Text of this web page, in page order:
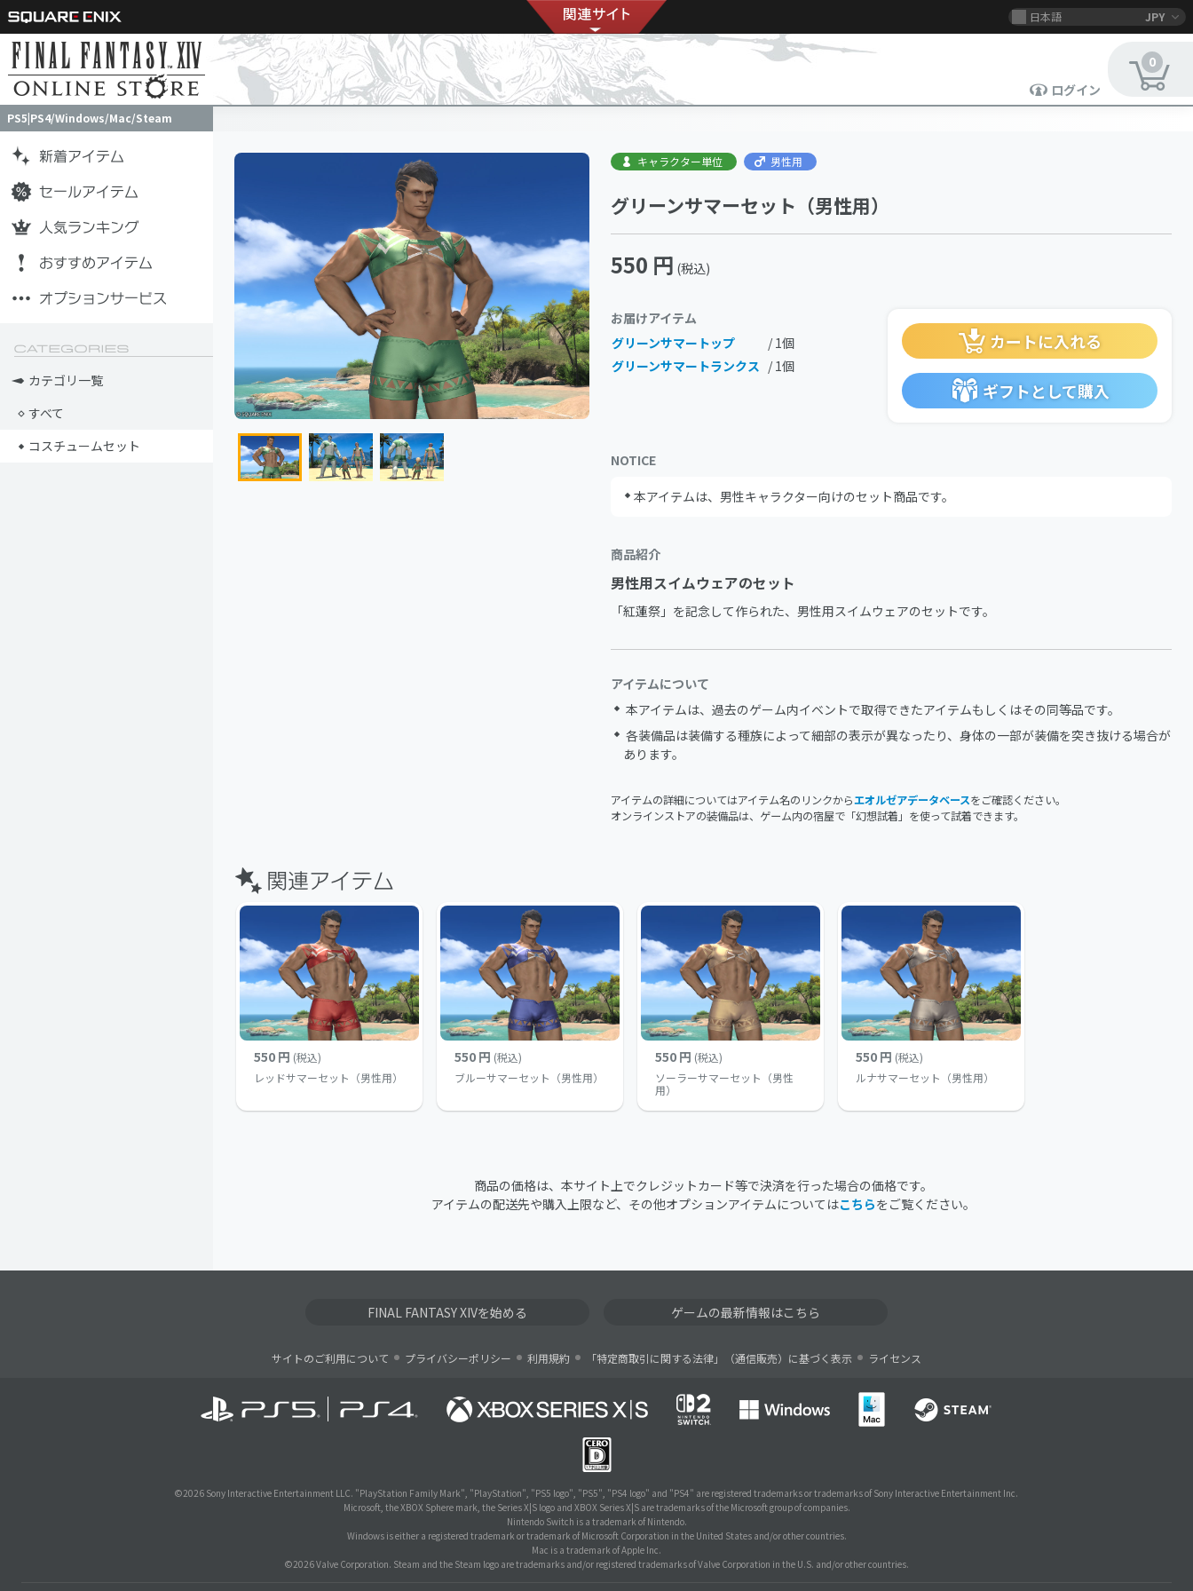
日本語 JPY
ログイン
0
PS5|PS4/Windows/Mac/Steam
PS5|PS4/Windows/Mac/Steam
カテゴリ一覧
すべて
コスチュームセット
キャラクター単位 男性用
グリーンサマーセット（男性用）
550 円 (税込)
カートに入れる
ギフトとして購入
お届けアイテム
グリーンサマートップ
/ 1個
グリーンサマートランクス / 1個
NOTICE
本アイテムは、男性キャラクター向けのセット商品です。
商品紹介
男性用スイムウェアのセット
「紅蓮祭」を記念して作られた、男性用スイムウェアのセットです。
アイテムについて
本アイテムは、過去のゲーム内イベントで取得できたアイテムもしくはその同等品です。
各装備品は装備する種族によって細部の表示が異なったり、身体の一部が装備を突き抜ける場合が
あります。
アイテムの詳細についてはアイテム名のリンクからエオルゼアデータベースをご確認ください。
オンラインストアの装備品は、ゲーム内の宿屋で「幻想試着」を使って試着できます。
550 円 (税込)
レッドサマーセット（男性用）
550 円 (税込)
ブルーサマーセット（男性用）
550 円 (税込)
ソーラーサマーセット（男性
用）
550 円 (税込)
ルナサマーセット（男性用）
商品の価格は、本サイト上でクレジットカード等で決済を行った場合の価格です。
アイテムの配送先や購入上限など、その他オプションアイテムについてはこちらをご覧ください。
FINAL FANTASY XIVを始める ゲームの最新情報はこちら
サイトのご利用について プライバシーポリシー 利用規約 「特定商取引に関する法律」（通信販売）に基づく表示 ライセンス
©2026 Sony Interactive Entertainment LLC. "PlayStation Family Mark", "PlayStation", "PS5 logo", "PS5", "PS4 logo" and "PS4" are registered trademarks or trademarks of Sony Interactive Entertainment Inc.
Microsoft, the XBOX Sphere mark, the Series X|S logo and XBOX Series X|S are trademarks of the Microsoft group of companies.
Nintendo Switch is a trademark of Nintendo.
Windows is either a registered trademark or trademark of Microsoft Corporation in the United States and/or other countries.
Mac is a trademark of Apple Inc.
©2026 Valve Corporation. Steam and the Steam logo are trademarks and/or registered trademarks of Valve Corporation in the U.S. and/or other countries.